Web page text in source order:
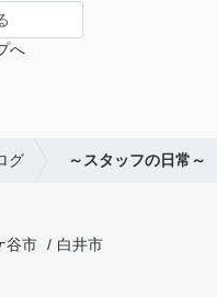
へ
グ ～スタッフの日常～
谷市
白井市